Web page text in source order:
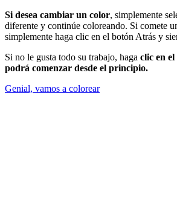
Si desea cambiar un color, simplemente
diferente y continúe coloreando. Si comete
simplemente haga clic en el botón Atrás y
Si no le gusta todo su trabajo, haga clic en
podrá comenzar desde el principio.
Genial, vamos a colorear